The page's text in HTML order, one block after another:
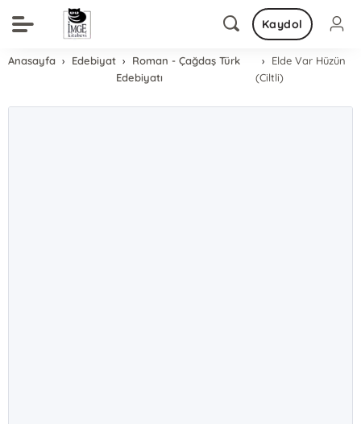
Kaydol
Anasayfa Edebiyat
Roman - Çağdaş Türk
Edebiyatı
Elde Var Hüzün
(Ciltli)